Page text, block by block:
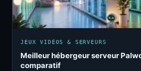
JEUX VIDÉOS & SERVEURS
Meilleur hébergeur serveur
comparatif